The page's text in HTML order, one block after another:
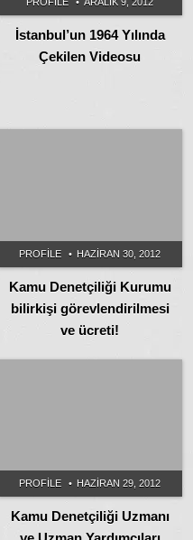
İstanbul’un 1964 Yılında
Çekilen Videosu
PROFILE HAZIRAN 30, 2012
Kamu Denetçiliği Kurumu
bilirkişi görevlendirilmesi
ve ücreti!
PROFILE HAZIRAN 29, 2012
Kamu Denetçiliği Uzmanı